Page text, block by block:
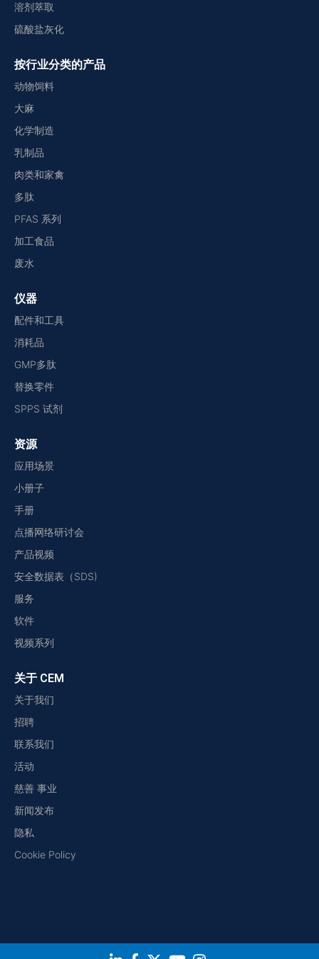
溶剂萃取
硫酸盐灰化
按行业分类的产品
动物饲料
大麻
化学制造
乳制品
肉类和家禽
多肽
PFAS 系列
加工食品
废水
仪器
配件和工具
消耗品
GMP多肽
替换零件
SPPS 试剂
资源
应用场景
小册子
手册
点播网络研讨会
产品视频
安全数据表（SDS)
服务
软件
视频系列
关于 CEM
关于我们
招聘
联系我们
活动
慈善 事业
新闻发布
隐私
Cookie Policy